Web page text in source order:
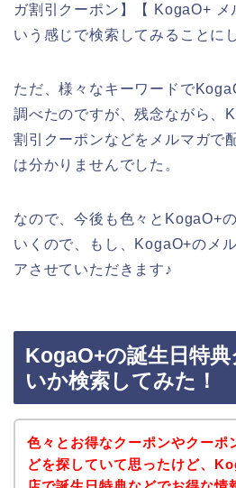
ガ割引クーポン】【 KogaO+ メ
いう感じで検索してみることに
ただ、様々なキーワードで
調べたのですが、残念ながら、
割引クーポンなどをメルマガで
は分かりませんでした。
なので、今後も色々とKogaO+
いくので、もし、KogaO+のメ
アさせていただきます♪
KogaO+の誕生日特
いか検索してみた！
色々とお得なクーポンやクーポ
どを探していて思ったけど、